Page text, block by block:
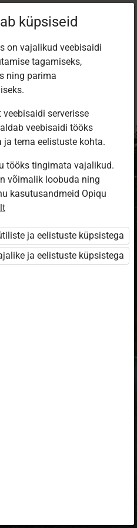
tuvastada
Stuudium
HarID
küpsiseid
on vajalikud veebisaidi
tagamiseks,
ning parima
serverisse
veebisaidi tööks
tema eelistuste kohta.
tööks tingimata vajalikud.
võimalik loobuda ning
kasutusandmeid Opiqu
ja eelistuste küpsistega
ja eelistuste küpsistega